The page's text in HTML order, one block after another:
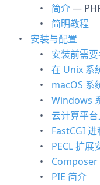
简介—
简明教程
安装与配置
安装前需
在 Unix 系
macOS 系
Windows
云计算平
FastCGI 进
PECL 扩展
Composer
PIE 简介